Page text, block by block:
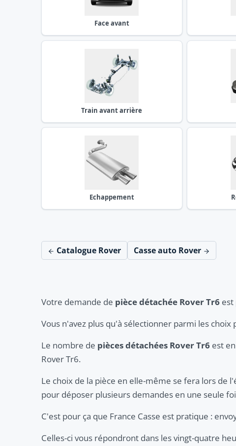
Face avant
Train avant arrière
Echappement
Catalogue Rover Casse auto Rover
Votre demande de pièce détachée Rover Tr6 est
Vous n'avez plus qu'à sélectionner parmi les
Le nombre de pièces détachées Rover Tr6 est
Rover Tr6.
Le choix de la pièce en elle-même se fera lors de
pour déposer plusieurs demandes en une seule
C'est pour ça que France Casse est pratique :
Celles-ci vous répondront dans les vingt-quatre